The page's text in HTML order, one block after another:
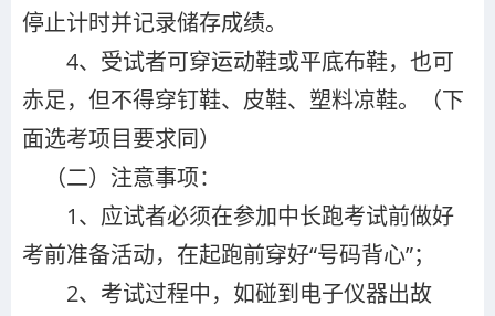
停止计时并记录储存成绩。
4、受试者可穿运动鞋或平底布鞋，也可
赤足，但不得穿钉鞋、皮鞋、塑料凉鞋。（下
面选考项目要求同）
（二）注意事项：
1、应试者必须在参加中长跑考试前做好
考前准备活动，在起跑前穿好“号码背心”；
2、考试过程中，如碰到电子仪器出故